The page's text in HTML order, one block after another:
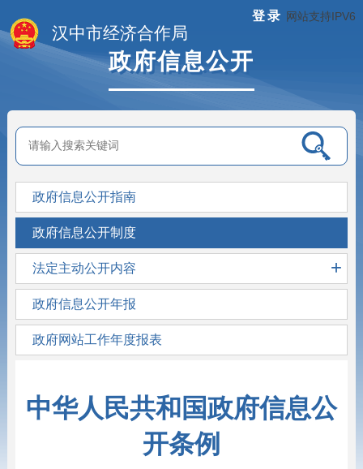
登录 网站支持IPV6
汉中市经济合作局
政府信息公开
政府信息公开指南
政府信息公开制度
法定主动公开内容 +
政府信息公开年报
政府网站工作年度报表
中华人民共和国政府信息公
开条例